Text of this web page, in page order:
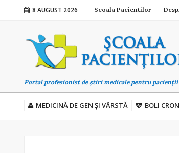
8 AUGUST 2026 Scoala Pacientilor
Portal profesionist de știri medicale pentru
MEDICINĂ DE GEN ȘI VÂRSTĂ BOLI